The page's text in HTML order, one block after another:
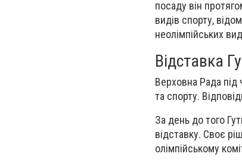
посаду він
видів спорту,
неолімпійських
Відставка
Верховна Рада під
та спорту.
За день до того
відставку. Своє
олімпійському